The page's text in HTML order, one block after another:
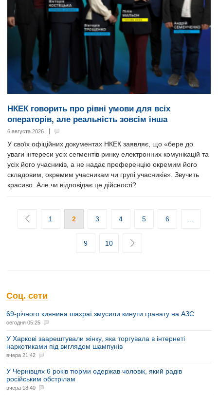
НКЕК говорить про рівні умови для всіх
операторів, але реальність зовсім інша
6 августа 2026
У своїх офіційних документах НКЕК заявляє, що «бере до
уваги інтереси усіх сегментів ринку електронних комунікацій та
усіх його учасників, а не надає преференцію окремим його
складовим, окремим учасникам чи групі учасників». Звучить
красиво. Але чи відповідає це дійсності?
1 2 3 4 5 6
9 10
Соц. сети
69-річного киянина шахраї змусили кинути гранату на АЗС
сегодня 05:25
У Харкові заарештували жінку, яка торгувала в інтернеті
наркотиками під виглядом шампунів
вчера 21:42
У Чернівцях 6 років тюрми одержав чоловік, який радів
російським обстрілам
вчера 18:40